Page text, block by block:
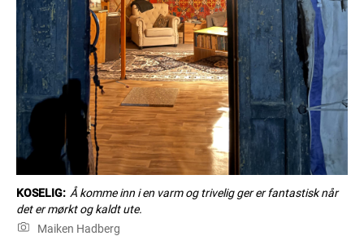
KOSELIG: Å komme inn i en varm og trivelig ger er fantastisk når
det er mørkt og kaldt ute.
Maiken Hadberg